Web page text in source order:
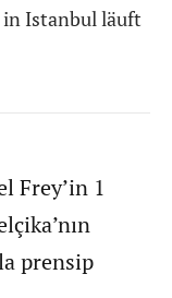
in Istanbul läuft
Frey’in 1
prensip